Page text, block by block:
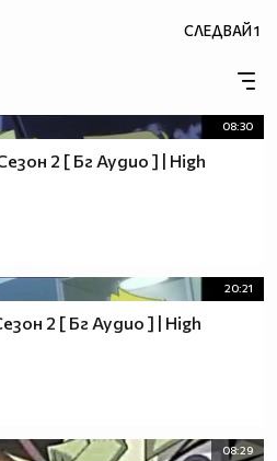
СЛЕДВАЙ1
08:30
2 [ Бг Аудио ] | High
20:21
2 [ Бг Аудио ] | High
08:29